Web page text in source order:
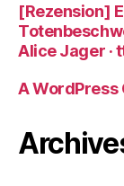
[Rezension]
Alice Jager ·
A